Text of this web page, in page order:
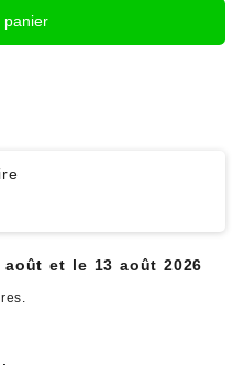
et le 13 août 2026